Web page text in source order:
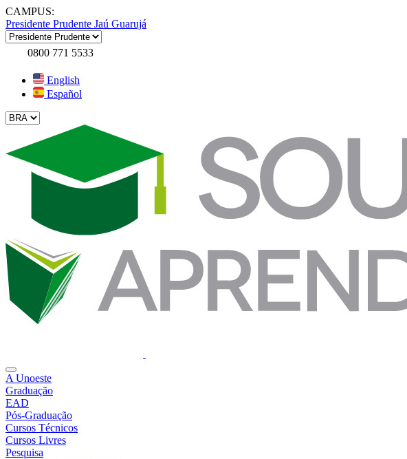
CAMPUS:
Presidente Prudente Jaú Guarujá
0800 771 5533
English
Español
A Unoeste
Graduação
EAD
Pós-Graduação
Cursos Técnicos
Cursos Livres
Pesquisa